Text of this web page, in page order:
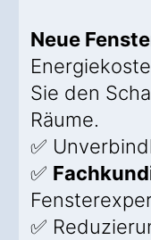
Neue
Sie den
Räume.
✅
✅
✅